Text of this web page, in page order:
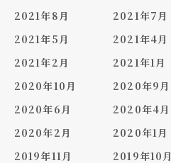
2021年8月
2021年7月
2021年5月
2021年4月
2021年2月
2021年1月
2020年10月
2020年9月
2020年6月
2020年4月
2020年2月
2020年1月
2019年11月
2019年10月